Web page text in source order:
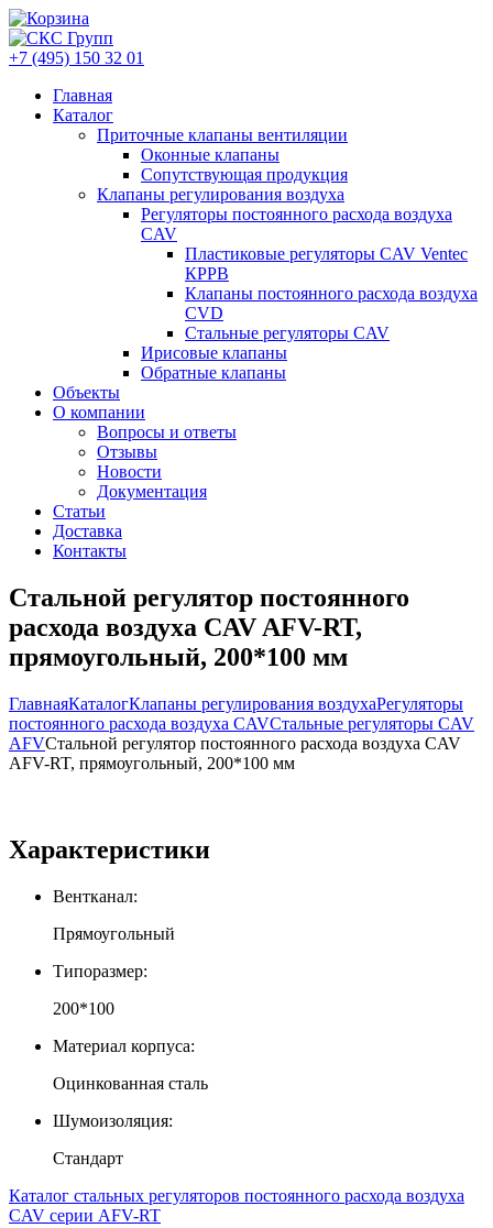
+7 (495) 150 32 01
Главная
Каталог
Приточные клапаны вентиляции
Оконные клапаны
Сопутствующая продукция
Клапаны регулирования воздуха
Регуляторы постоянного расхода воздуха
CAV
Пластиковые регуляторы CAV Ventec
КРРВ
Клапаны постоянного расхода воздуха
CVD
Стальные регуляторы CAV
Ирисовые клапаны
Обратные клапаны
Объекты
О компании
Вопросы и ответы
Отзывы
Новости
Документация
Статьи
Доставка
Контакты
Стальной регулятор постоянного
расхода воздуха CAV AFV-RT,
прямоугольный, 200*100 мм
ГлавнаяКаталогКлапаны регулирования воздухаРегуляторы
постоянного расхода воздуха CAVСтальные регуляторы CAV
AFVСтальной регулятор постоянного расхода воздуха CAV
AFV-RT, прямоугольный, 200*100 мм
Характеристики
Вентканал:
Прямоугольный
Типоразмер:
200*100
Материал корпуса:
Оцинкованная сталь
Шумоизоляция:
Стандарт
Каталог стальных регуляторов постоянного расхода воздуха
CAV серии AFV-RT